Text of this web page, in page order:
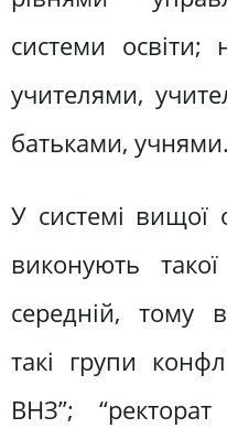
системи
учителями,
батьками, учнями.
У системі вищої
виконують
середній, тому
такі групи
ВНЗ”;